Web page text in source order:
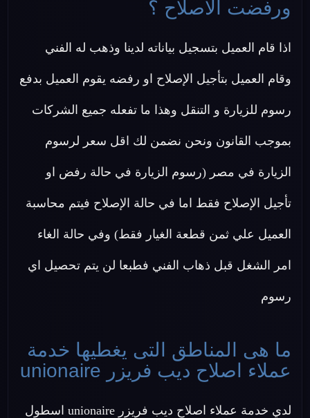
ورفضت الاصلاح ؟
اذا قام العميل بتسجيل بياناته لدينا وذهب له الفني
وقام العميل بتأجيل الإصلاح او رفضه يقوم العميل بدفع
رسوم للزيارة و التنقل وهذا ما تفعله جميع الشركات
بموجب القانون ونحن نضمن لك اقل سعر لرسوم
الزيارة في مصر (رسوم الزيارة في حالة رفض او
تأجيل الإصلاح فقط اما في حالة الإصلاح فيتم محاسبة
العميل علي ثمن قطعة الغيار فقط) وفي حالة الغاء
امر الشغل قبل ذهاب الفني فطبعا لن يتم تحصيل اي
رسوم
ما هى المناطق التى يغطيها خدمة
عملاء اصلاح ديب فريزر unionaire
لدي خدمة عملاء اصلاح ديب فريزر unionaire اسطول